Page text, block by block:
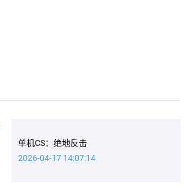
单机CS：绝地反击
2026-04-17 14:07:14